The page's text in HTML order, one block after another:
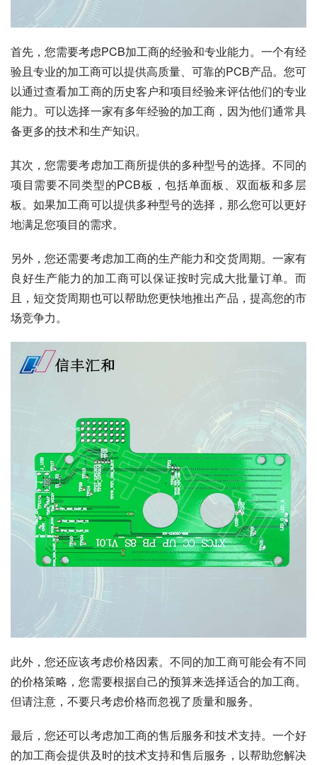
首先，您需要考虑PCB加工商的经验和专业能力。一个有经
验且专业的加工商可以提供高质量、可靠的PCB产品。您可
以通过查看加工商的历史客户和项目经验来评估他们的专业
能力。可以选择一家有多年经验的加工商，因为他们通常具
备更多的技术和生产知识。
其次，您需要考虑加工商所提供的多种型号的选择。不同的
项目需要不同类型的PCB板，包括单面板、双面板和多层
板。如果加工商可以提供多种型号的选择，那么您可以更好
地满足您项目的需求。
另外，您还需要考虑加工商的生产能力和交货周期。一家有
良好生产能力的加工商可以保证按时完成大批量订单。而
且，短交货周期也可以帮助您更快地推出产品，提高您的市
场竞争力。
此外，您还应该考虑价格因素。不同的加工商可能会有不同
的价格策略，您需要根据自己的预算来选择适合的加工商。
但请注意，不要只考虑价格而忽视了质量和服务。
最后，您还可以考虑加工商的售后服务和技术支持。一个好
的加工商会提供及时的技术支持和售后服务，以帮助您解决